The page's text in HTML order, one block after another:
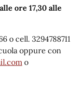
ore 17,30 alle
o cell. 3294788711
oppure con
o